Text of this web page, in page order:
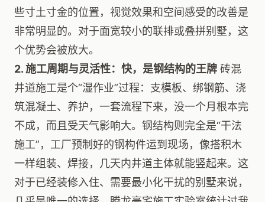
些寸土寸金的位置，视觉效果和空间感受的改善是
非常明显的。对于面宽较小的联排或叠拼别墅，这
个优势会被放大。
2. 施工周期与灵活性：快，是钢结构的王牌 砖混
井道施工是个“湿作业”过程：支模板、绑钢筋、浇
筑混凝土、养护，一套流程下来，没一个月根本完
不成，而且受天气影响大。钢结构则完全是“干法
施工”，工厂预制好的钢构件运到现场，像搭积木
一样组装、焊接，几天内井道主体就能竖起来。这
对于已经装修入住、需要最小化干扰的别墅来说，